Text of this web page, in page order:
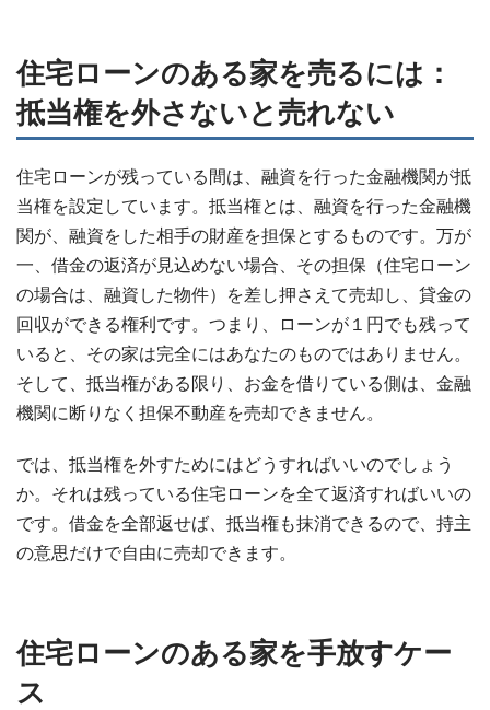
住宅ローンのある家を売るには：
抵当権を外さないと売れない
住宅ローンが残っている間は、融資を行った金融機関が抵
当権を設定しています。抵当権とは、融資を行った金融機
関が、融資をした相手の財産を担保とするものです。万が
一、借金の返済が見込めない場合、その担保（住宅ローン
の場合は、融資した物件）を差し押さえて売却し、貸金の
回収ができる権利です。つまり、ローンが１円でも残って
いると、その家は完全にはあなたのものではありません。
そして、抵当権がある限り、お金を借りている側は、金融
機関に断りなく担保不動産を売却できません。
では、抵当権を外すためにはどうすればいいのでしょう
か。それは残っている住宅ローンを全て返済すればいいの
です。借金を全部返せば、抵当権も抹消できるので、持主
の意思だけで自由に売却できます。
住宅ローンのある家を手放すケー
ス